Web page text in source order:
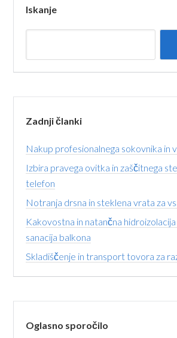
Iskanje
Zadnji članki
Nakup profesionalnega sokovnika in
Izbira pravega ovitka in zaščitnega
telefon
Notranja drsna in steklena vrata za
Kakovostna in natančna
sanacija balkona
Skladiščenje in transport tovora za
Oglasno sporočilo